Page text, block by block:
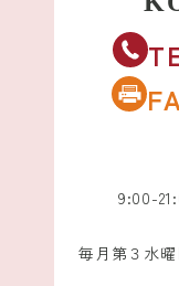
9:00-
毎月第３水